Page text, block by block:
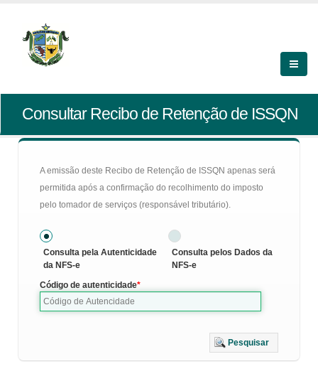
Consultar Recibo de Retenção de ISSQN
A emissão deste Recibo de Retenção de ISSQN apenas será
permitida após a confirmação do recolhimento do imposto
pelo tomador de serviços (responsável tributário).
Consulta pela Autenticidade
da NFS-e
Consulta pelos Dados da
NFS-e
Código de autenticidade
Pesquisar